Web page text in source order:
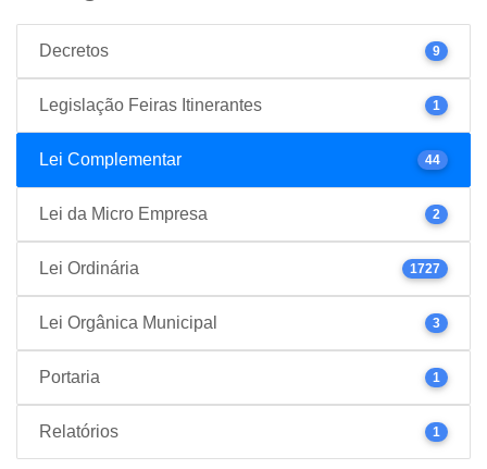
Decretos 9
Legislação Feiras Itinerantes 1
Lei Complementar 44
Lei da Micro Empresa 2
Lei Ordinária 1727
Lei Orgânica Municipal 3
Portaria 1
Relatórios 1